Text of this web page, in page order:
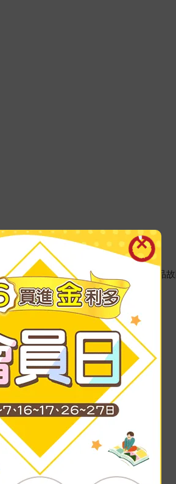
飛機 (不可拖運)。
在活性狀態，避免因電池休眠造成產品